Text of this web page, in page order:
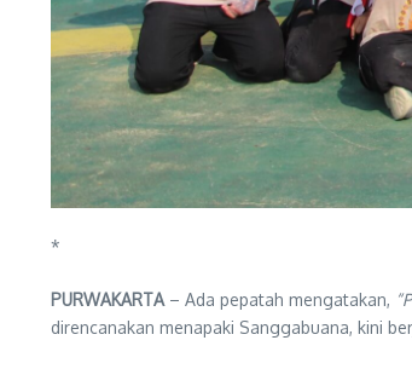
*
PURWAKARTA – Ada pepatah mengatakan,
direncanakan menapaki Sanggabuana, kini